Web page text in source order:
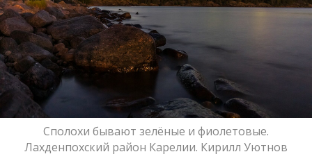
Сполохи бывают зелёные и фиолетовые.
Лахденпохский район Карелии. Кирилл Уютнов